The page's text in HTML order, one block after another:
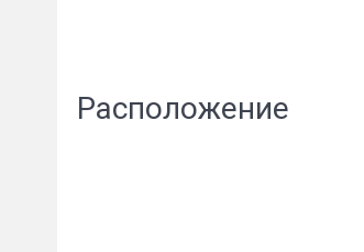
Расположение